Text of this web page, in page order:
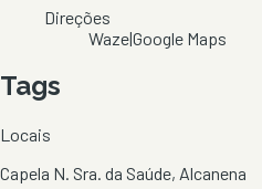
Direções
Waze|Google Maps
Tags
Locais
Capela N. Sra. da Saúde, Alcanena